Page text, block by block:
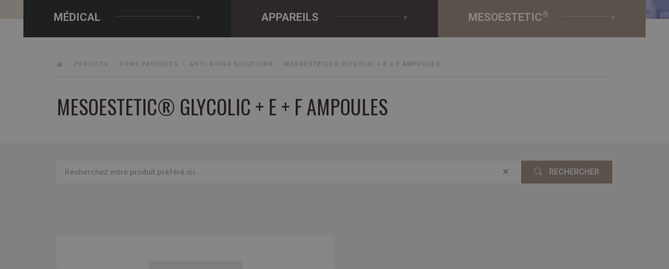
MÉDICAL + APPAREILS + MESOESTETIC® +
PRODUITS HOME PRODUCTS ANTI-AGING SOLUTIONS MESOESTETIC® GLYCOLIC + E + F AMPOULES
MESOESTETIC® GLYCOLIC + E + F AMPOULES
RECHERCHER